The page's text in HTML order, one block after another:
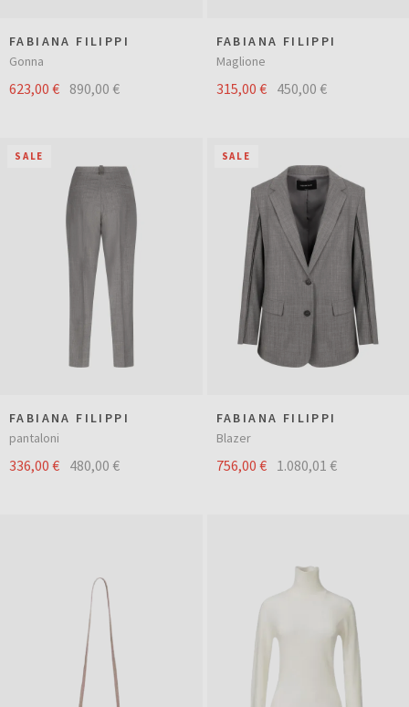
FABIANA FILIPPI
Gonna
623,00 € 890,00 €
FABIANA FILIPPI
Maglione
315,00 € 450,00 €
SALE
FABIANA FILIPPI
pantaloni
336,00 € 480,00 €
SALE
FABIANA FILIPPI
Blazer
756,00 € 1.080,01 €